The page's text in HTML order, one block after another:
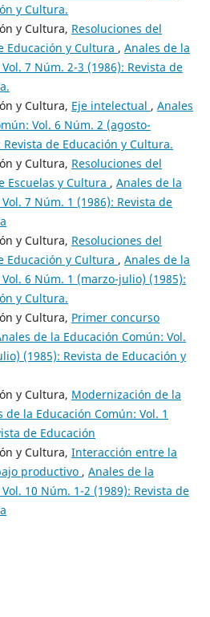
y Cultura.
y Cultura, Resoluciones del
Educación y Cultura , Anales de la
7 Núm. 2-3 (1986): Revista de
y Cultura, Eje intelectual , Anales
Vol. 6 Núm. 2 (agosto-
de Educación y Cultura.
y Cultura, Resoluciones del
Escuelas y Cultura , Anales de la
7 Núm. 1 (1986): Revista de
y Cultura, Resoluciones del
Educación y Cultura , Anales de la
6 Núm. 1 (marzo-julio) (1985):
y Cultura.
y Cultura, Primer concurso
de la Educación Común: Vol.
(1985): Revista de Educación y
y Cultura, Modernización de la
de la Educación Común: Vol. 1
de Educación
y Cultura, Interacción entre la
productivo , Anales de la
10 Núm. 1-2 (1989): Revista de